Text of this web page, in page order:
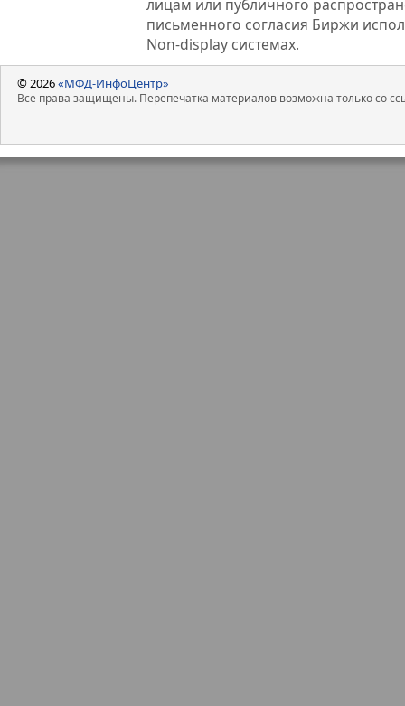
лицам или публичного
письменного согласия Биржи
Non-display системах.
© 2026«МФД-ИнфоЦентр»
Все права защищены. Перепечатка материалов возможна только со